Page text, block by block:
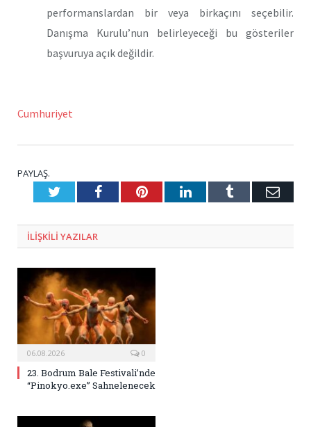
performanslardan bir veya birkaçını seçebilir.
Danışma Kurulu’nun belirleyeceği bu gösteriler
başvuruya açık değildir.
Cumhuriyet
PAYLAŞ.
TwitterFacebookPinterestLinkedInTumblr E-
ILIŞKILI YAZILAR
06.08.2026 0
23. Bodrum Bale Festivali’nde
“Pinokyo.exe” Sahnelenecek